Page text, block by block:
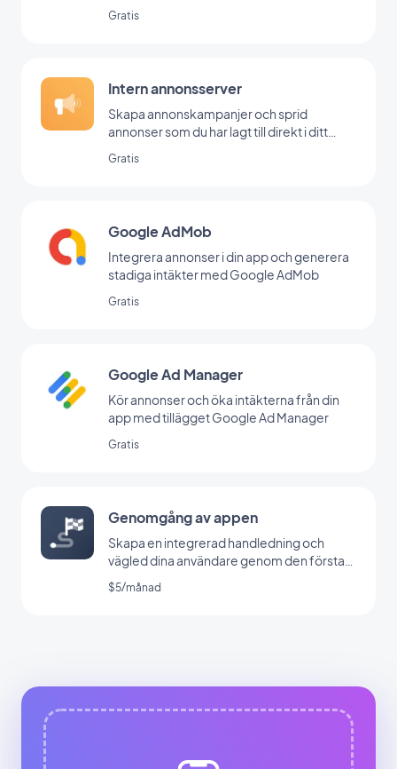
Gratis
Intern annonsserver
Skapa annonskampanjer och sprid
annonser som du har lagt till direkt i ditt
Gratis
Google AdMob
Integrera annonser i din app och generera
stadiga intäkter med Google AdMob
Gratis
Google Ad Manager
Kör annonser och öka intäkterna från din
app med tillägget Google Ad Manager
Gratis
Genomgång av appen
Skapa en integrerad handledning och
vägled dina användare genom den första
lanseringen av din app
$5/månad